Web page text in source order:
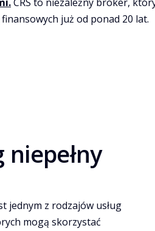
już od ponad 20 lat.
jednym z rodzajów usług
mogą skorzystać